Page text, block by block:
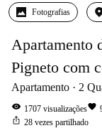
Fotografias
Apartamento
Pigneto com
Apartamento 2
visibility 1707 visualizaçõesfavorite
ios_share 28 vezes partilhado